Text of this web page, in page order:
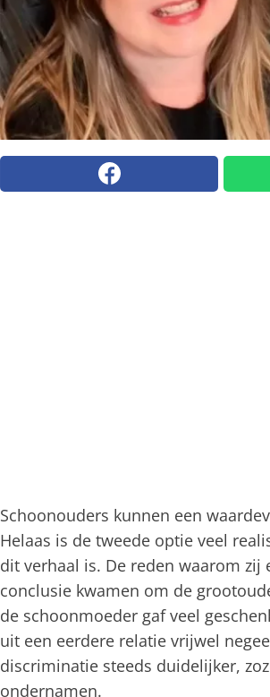
Schoonouders kunnen een
Helaas is de tweede optie veel
dit verhaal is. De reden waarom
conclusie kwamen om de
de schoonmoeder gaf veel
uit een eerdere relatie vrijwel
discriminatie steeds duidelijker,
ondernamen.